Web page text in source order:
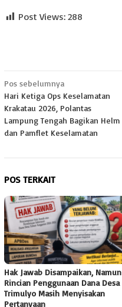
Post Views: 288
Navigasi
pos
Pos sebelumnya
Hari Ketiga Ops Keselamatan
Krakatau 2026, Polantas
Lampung Tengah Bagikan Helm
dan Pamflet Keselamatan
POS TERKAIT
Hak Jawab Disampaikan, Namun
Rincian Penggunaan Dana Desa
Trimulyo Masih Menyisakan
Pertanyaan